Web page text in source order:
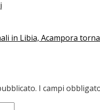
in Libia, Acampora
I campi